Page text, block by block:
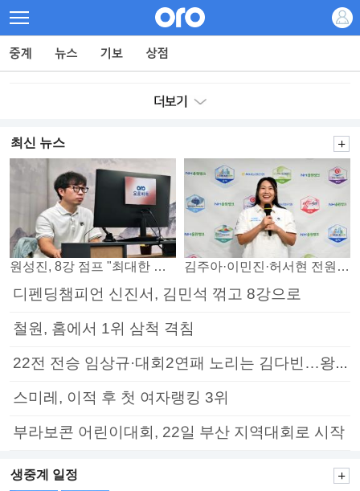
최신 뉴스
원성진, 8강 점프 "최대한 승자조에서 버티겠다" 김주아·이민진·허서현 전원 승리… 평택, 부안 꺾고 5연승
디펜딩챔피언 신진서, 김민석 꺾고 8강으로
철원, 홈에서 1위 삼척 격침
22전 전승 임상규·대회2연패 노리는 김다빈…왕중왕전 16강 7일부터
스미레, 이적 후 첫 여자랭킹 3위
부라보콘 어린이대회, 22일 부산 지역대회로 시작
생중계 일정